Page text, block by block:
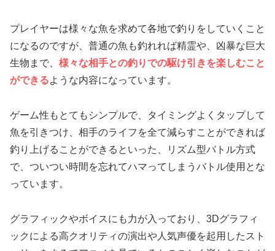
プレイヤーは様々な魚を求めて各地で釣りをしていくこと
になるのですが、普通の魚も釣れれば精霊や、凶暴な巨大
生物まで、 様々な相手との釣りでの駆け引きを楽しむこと
ができるような内容になっています。
ゲーム性もとてもシンプルで、タイミングよくタップして
魚を引きつけ、相手のライフを全て減らすことができれば
釣り上げることができるといった、リズム型バトル方式
で、ついつい時間を忘れてハマってしまうバトル使用とな
っています。
グラフィックやボイスにも力が入っており、3Dグラフィ
ックによる高クオリティの演出や人気声優を起用したスト